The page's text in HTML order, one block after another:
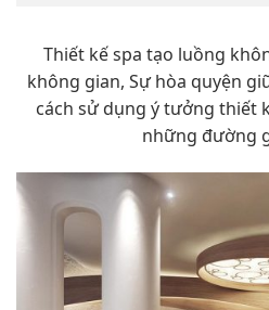
Thiết kế spa tạo luồng
không gian, Sự hòa quyện
cách sử dụng ý tưởng thiết
những đường